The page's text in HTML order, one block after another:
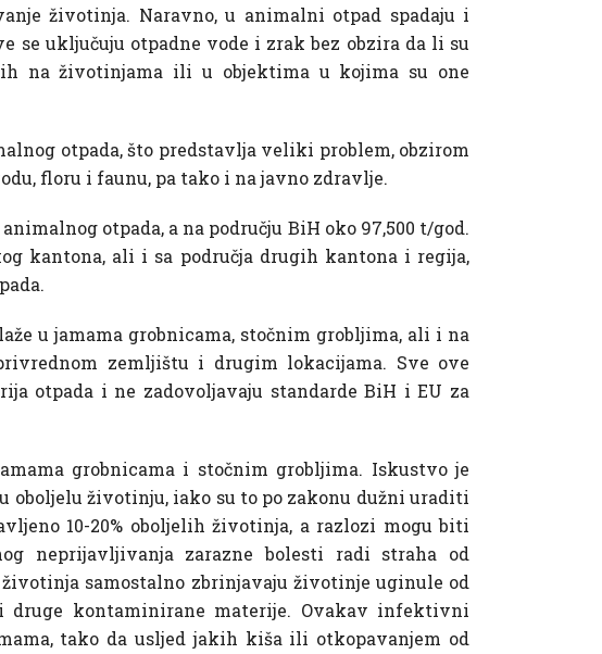
životinja. Naravno, u animalni otpad spadaju i
uključuju otpadne vode i zrak bez obzira da li su
na životinjama ili u objektima u kojima su one
otpada, što predstavlja veliki problem, obzirom
floru i faunu, pa tako i na javno zdravlje.
otpada, a na području BiH oko 97,500 t/god.
kantona, ali i sa područja drugih kantona i regija,
u jamama grobnicama, stočnim grobljima, ali i na
zemljištu i drugim lokacijama. Sve ove
otpada i ne zadovoljavaju standarde BiH i EU za
grobnicama i stočnim grobljima. Iskustvo je
životinju, iako su to po zakonu dužni uraditi
10-20% oboljelih životinja, a razlozi mogu biti
neprijavljivanja zarazne bolesti radi straha od
samostalno zbrinjavaju životinje uginule od
druge kontaminirane materije. Ovakav infektivni
tako da usljed jakih kiša ili otkopavanjem od